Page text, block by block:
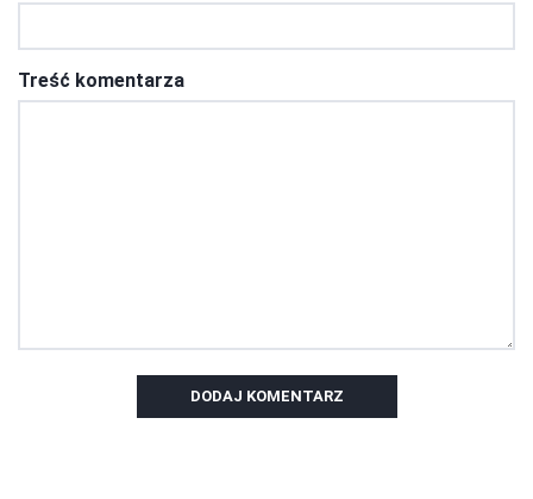
Treść komentarza
DODAJ KOMENTARZ